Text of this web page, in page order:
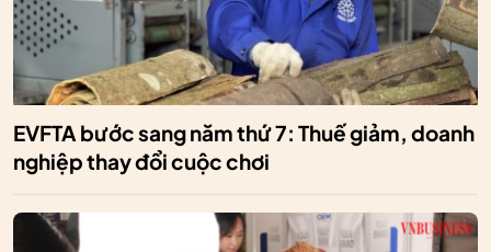
EVFTA bước sang năm thứ 7: Thuế giảm, doanh
nghiệp thay đổi cuộc chơi